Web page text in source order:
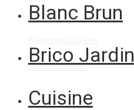
Contact
Abonnez-vous
Blanc Brun
Brico Jardin
Cuisine